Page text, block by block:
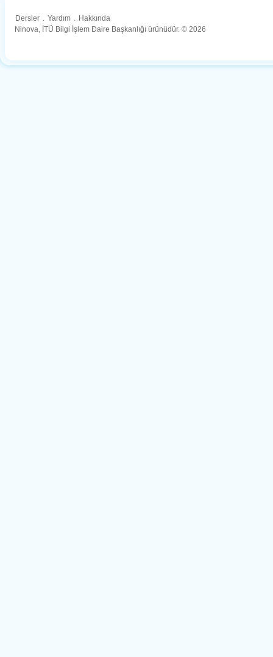
Dersler . Yardım . Hakkında
Ninova, İTÜ Bilgi İşlem Daire Başkanlığı ürünüdür. © 2026